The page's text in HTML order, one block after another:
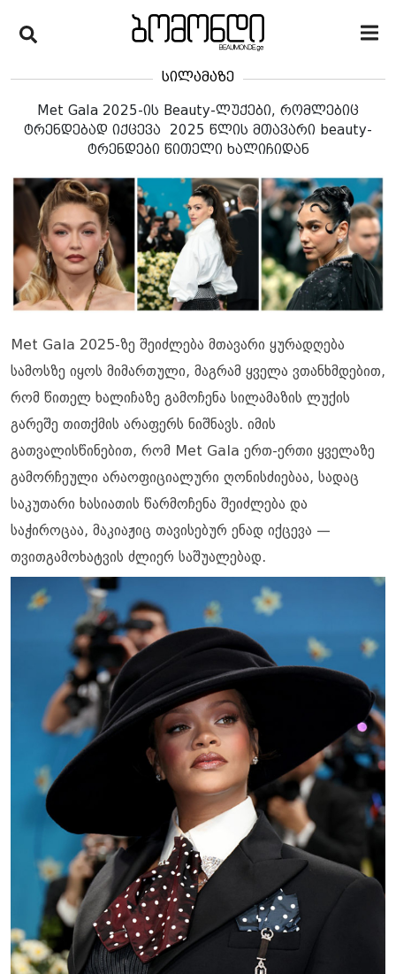
სილამაზე
Met Gala 2025-ის Beauty-ლუქები, რომლებიც
ტრენდებად იქცევა 2025 წლის მთავარი beauty-
ტრენდები წითელი ხალიჩიდან
Met Gala 2025-ზე შეიძლება მთავარი ყურადღება
სამოსზე იყოს მიმართული, მაგრამ ყველა ვთანხმდებით,
რომ წითელ ხალიჩაზე გამოჩენა სილამაზის ლუქის
გარეშე თითქმის არაფერს ნიშნავს. იმის
გათვალისწინებით, რომ Met Gala ერთ-ერთი ყველაზე
გამორჩეული არაოფიციალური ღონისძიებაა, სადაც
საკუთარი ხასიათის წარმოჩენა შეიძლება და
საჭიროცაა, მაკიაჟიც თავისებურ ენად იქცევა —
თვითგამოხატვის ძლიერ საშუალებად.